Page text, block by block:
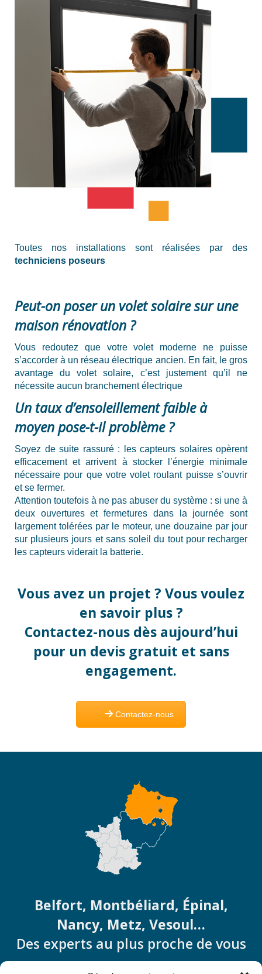
Toutes nos installations sont réalisées par des
techniciens poseurs
Peut-on poser un volet solaire sur une
maison rénovation ?
Vous redoutez que votre volet moderne ne puisse
s’accorder à un réseau électrique ancien. En fait, le gros
avantage du volet solaire, c’est justement qu’il ne
nécessite aucun branchement électrique
Un taux d’ensoleillement faible à
moyen pose-t-il problème ?
Soyez de suite rassuré : les capteurs solaires opèrent
efficacement et arrivent à stocker l’énergie minimale
nécessaire pour que votre volet roulant puisse s’ouvrir
et se fermer.
Attention toutefois à ne pas abuser du système : si une à
deux ouvertures et fermetures dans la journée sont
largement tolérées par le moteur, une douzaine par jour
sur plusieurs jours et sans soleil du tout pour recharger
les capteurs viderait la batterie.
Vous avez un projet ? Vous voulez
en savoir plus ?
Contactez-nous dès aujourd’hui
pour un devis gratuit et sans
engagement.
Contactez-nous
Belfort, Montbéliard, Épinal,
Nancy, Metz, Vesoul…
Des experts au plus proche de vous